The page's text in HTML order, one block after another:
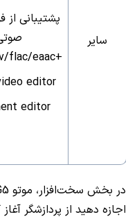
سایر
پشتیبانی
flac/eaac+
editor
editor
در بخش سخت‌افزار، موتو
اجازه دهید از پردازشگر